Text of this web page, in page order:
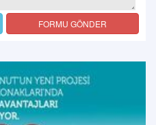
FORMU GÖNDER